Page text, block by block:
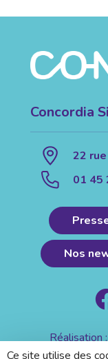
Concordia
22
01 45
Nos
Réalisation
Mentions
Ce site utilise des